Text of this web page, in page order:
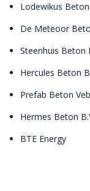
Lodewikus Beton
De Meteoor
Steenhuis Beton
Hercules Beton
Prefab Beton
Hermes Beton
BTE Energy